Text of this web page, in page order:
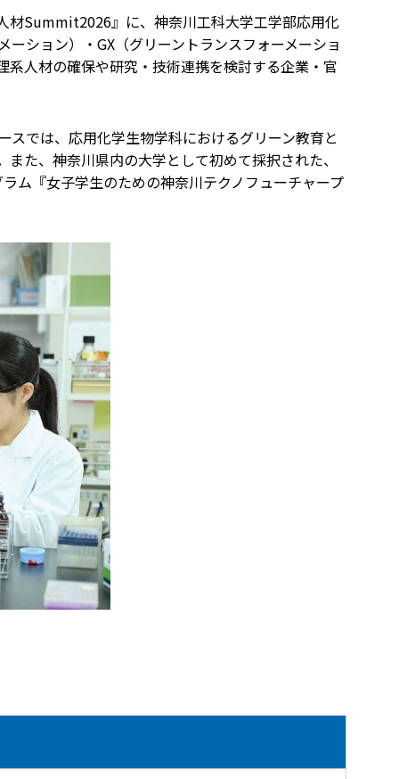
材Summit2026』に、神奈川工科大学工学部応用化
ション）・GX（グリーントランスフォーメーショ
人材の確保や研究・技術連携を検討する企業・官
では、応用化学生物学科におけるグリーン教育と
た、神奈川県内の大学として初めて採択された、
ム『女子学生のための神奈川テクノフューチャープ